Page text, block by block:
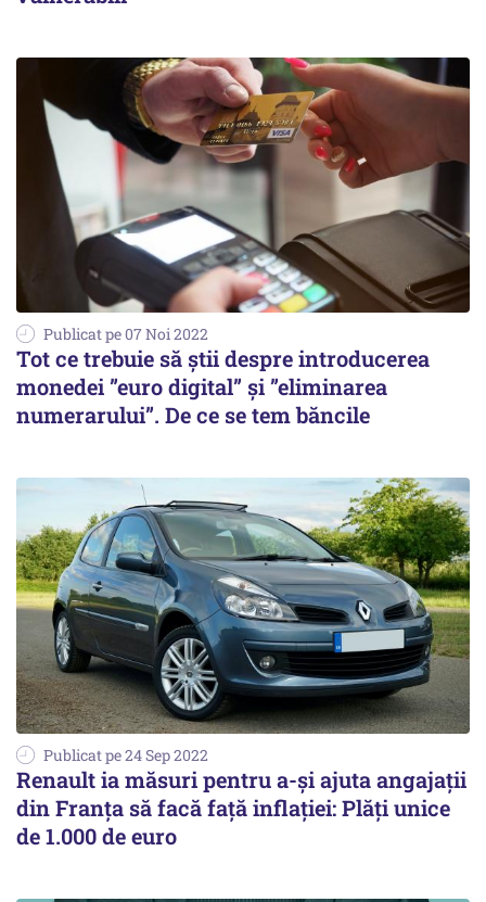
Publicat pe 07 Noi 2022
Tot ce trebuie să știi despre introducerea
monedei ”euro digital” și ”eliminarea
numerarului”. De ce se tem băncile
Publicat pe 24 Sep 2022
Renault ia măsuri pentru a-şi ajuta angajaţii
din Franţa să facă faţă inflaţiei: Plăți unice
de 1.000 de euro